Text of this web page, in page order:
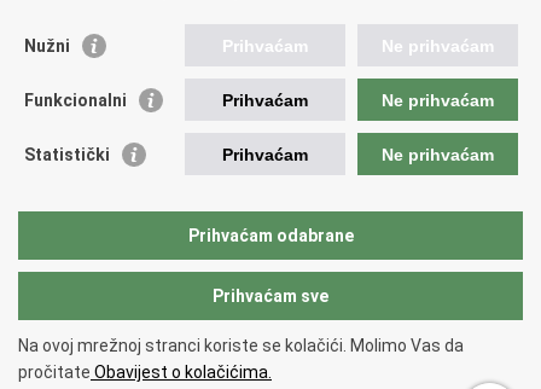
Središnja agencija za financiranje i ugovaranje
Institucije i javne ustanove u nadležnosti
Ministarstva
Agencija za ugljikovodike
Hrvatska agencija za malo gospodarstvo, inovacije i investicije
Državni zavod za mjeriteljstvo
Povratak na vrh
Copyright © 2026 Ministarstvo gospodarstva /
Izjava o pristupačnosti.
Nužni Prihvaćam Ne prihvaćam
Funkcionalni Prihvaćam Ne prihvaćam
Statistički Prihvaćam Ne prihvaćam
Prihvaćam odabrane
Prihvaćam sve
Na ovoj mrežnoj stranci koriste se kolačići. Molimo Vas da
pročitate Obavijest o kolačićima.